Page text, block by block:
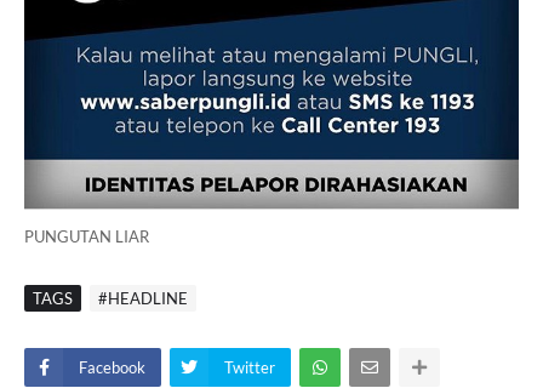
PUNGUTAN LIAR
TAGS #HEADLINE
Facebook Twitter